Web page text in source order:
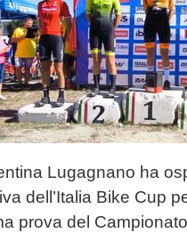
Lugagnano ha
dell’Italia Bike Cup
prova del